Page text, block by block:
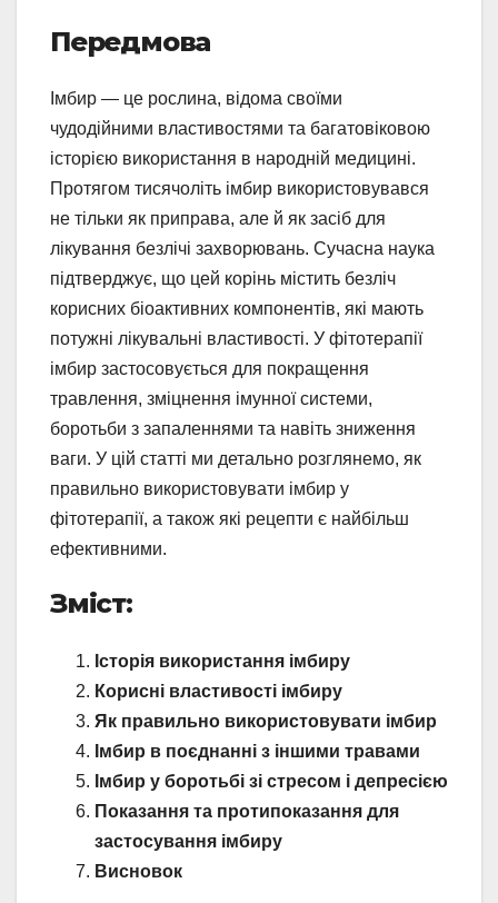
Передмова
Імбир — це рослина, відома своїми
чудодійними властивостями та багатовіковою
історією використання в народній медицині.
Протягом тисячоліть імбир використовувався
не тільки як приправа, але й як засіб для
лікування безлічі захворювань. Сучасна наука
підтверджує, що цей корінь містить безліч
корисних біоактивних компонентів, які мають
потужні лікувальні властивості. У фітотерапії
імбир застосовується для покращення
травлення, зміцнення імунної системи,
боротьби з запаленнями та навіть зниження
ваги. У цій статті ми детально розглянемо, як
правильно використовувати імбир у
фітотерапії, а також які рецепти є найбільш
ефективними.
Зміст:
Історія використання імбиру
Корисні властивості імбиру
Як правильно використовувати імбир
Імбир в поєднанні з іншими травами
Імбир у боротьбі зі стресом і депресією
Показання та протипоказання для
застосування імбиру
Висновок